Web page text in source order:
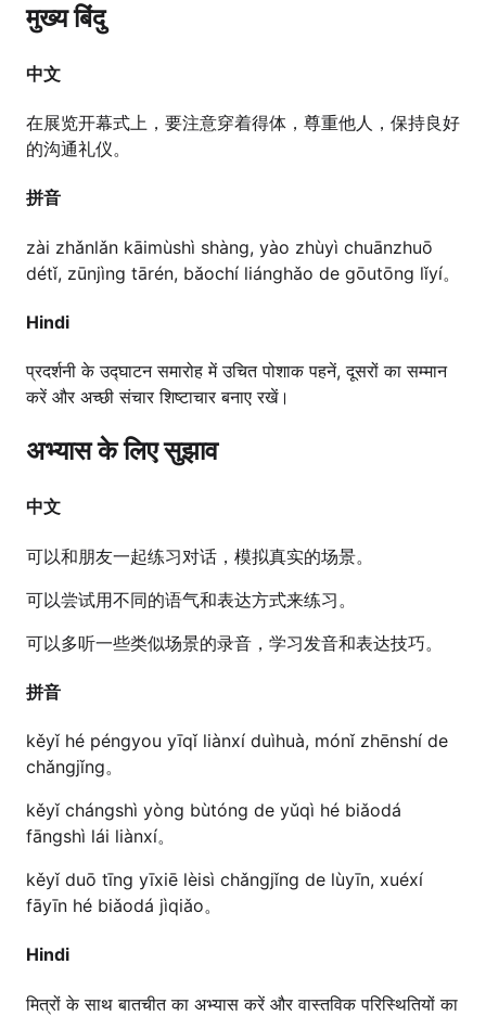
मुख्य बिंदु
中文
在展览开幕式上，要注意穿着得体，尊重他人，保持良好
的沟通礼仪。
拼音
zài zhǎnlǎn kāimùshì shàng, yào zhùyì chuānzhuō
détǐ, zūnjìng tārén, bǎochí liánghǎo de gōutōng lǐyí。
Hindi
प्रदर्शनी के उद्घाटन समारोह में उचित पोशाक पहनें, दूसरों का सम्मान
करें और अच्छी संचार शिष्टाचार बनाए रखें।
अभ्यास के लिए सुझाव
中文
可以和朋友一起练习对话，模拟真实的场景。
可以尝试用不同的语气和表达方式来练习。
可以多听一些类似场景的录音，学习发音和表达技巧。
拼音
kěyǐ hé péngyou yīqǐ liànxí duìhuà, mónǐ zhēnshí de
chǎngjǐng。
kěyǐ chángshì yòng bùtóng de yǔqì hé biǎodá
fāngshì lái liànxí。
kěyǐ duō tīng yīxiē lèisì chǎngjǐng de lùyīn, xuéxí
fāyīn hé biǎodá jìqiǎo。
Hindi
मित्रों के साथ बातचीत का अभ्यास करें और वास्तविक परिस्थितियों का